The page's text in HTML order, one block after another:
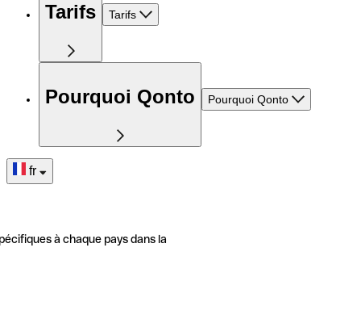
Tarifs Tarifs
Pourquoi Qonto Pourquoi Qonto
fr
à chaque pays dans la